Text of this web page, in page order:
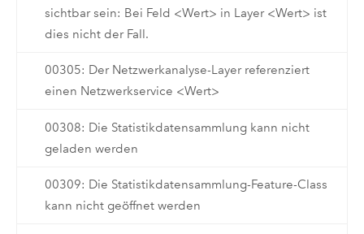
sichtbar sein: Bei Feld <Wert> in Layer <Wert> ist
dies nicht der Fall.
00305: Der Netzwerkanalyse-Layer referenziert
einen Netzwerkservice <Wert>
00308: Die Statistikdatensammlung kann nicht
geladen werden
00309: Die Statistikdatensammlung-Feature-Class
kann nicht geöffnet werden